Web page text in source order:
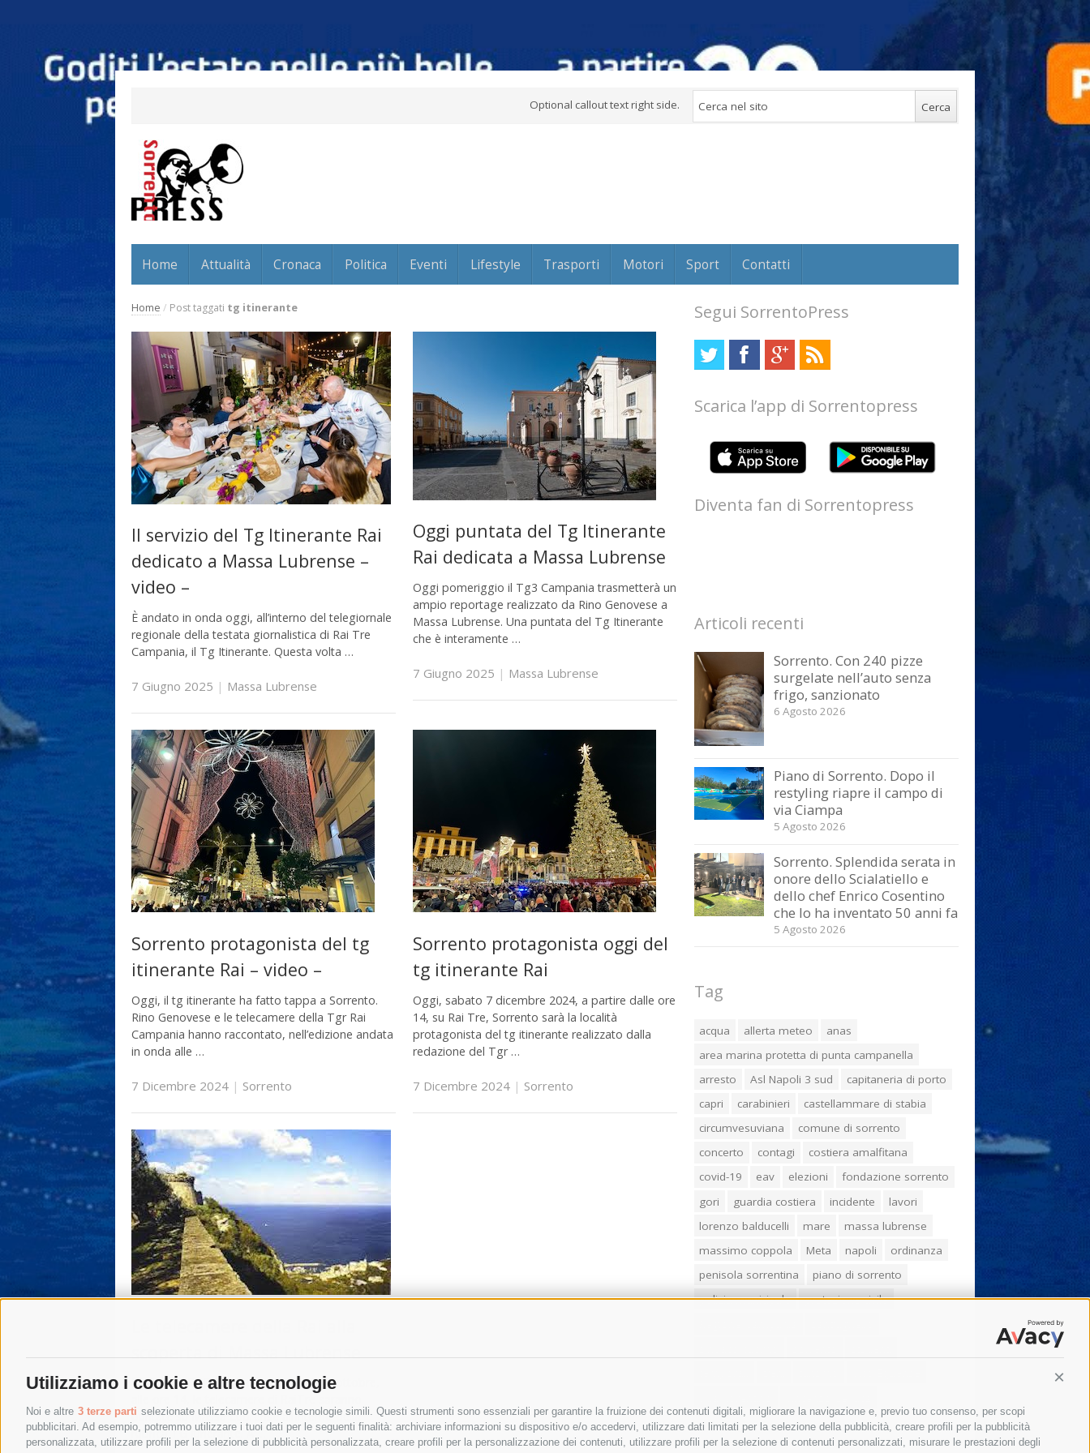
Utilizziamo i cookie e altre tecnologie
Noi e altre 3 terze parti selezionate utilizziamo cookie e tecnologie simili. Questi strumenti sono essenziali per garantire la fruizione dei contenuti digitali, migliorare la navigazione e, previo tuo consenso, per scopi
pubblicitari. Ad esempio, potremmo utilizzare i tuoi dati per le seguenti finalità: archiviare informazioni su dispositivo e/o accedervi, utilizzare dati limitati per la selezione della pubblicità, creare profili per la pubblicità
personalizzata, utilizzare profili per la selezione di pubblicità personalizzata, creare profili per la personalizzazione dei contenuti, utilizzare profili per la selezione di contenuti personalizzati, misurare le prestazioni degli
Optional callout text right side.
Home Attualità Cronaca Politica Eventi Lifestyle Trasporti Motori Sport Contatti
Home / Post taggati tg itinerante
Il servizio del Tg Itinerante Rai
dedicato a Massa Lubrense –
video –
È andato in onda oggi, all’interno del telegiornale
regionale della testata giornalistica di Rai Tre
Campania, il Tg Itinerante. Questa volta …
7 Giugno 2025 | Massa Lubrense
Oggi puntata del Tg Itinerante
Rai dedicata a Massa Lubrense
Oggi pomeriggio il Tg3 Campania trasmetterà un
ampio reportage realizzato da Rino Genovese a
Massa Lubrense. Una puntata del Tg Itinerante
che è interamente …
7 Giugno 2025 | Massa Lubrense
Sorrento protagonista del tg
itinerante Rai – video –
Oggi, il tg itinerante ha fatto tappa a Sorrento.
Rino Genovese e le telecamere della Tgr Rai
Campania hanno raccontato, nell’edizione andata
in onda alle …
7 Dicembre 2024 | Sorrento
Sorrento protagonista oggi del
tg itinerante Rai
Oggi, sabato 7 dicembre 2024, a partire dalle ore
14, su Rai Tre, Sorrento sarà la località
protagonista del tg itinerante realizzato dalla
redazione del Tgr …
7 Dicembre 2024| Sorrento
scoperta di Massa Lubrense
MASSA LUBRENSE. Domani, sabato 7 ottobre,
puntate su Massa Lubrense all’interno della
rubrica TG Itinerante. A …
Segui SorrentoPress
Scarica l’app di Sorrentopress
Diventa fan di Sorrentopress
Articoli recenti
Sorrento. Con 240 pizze
surgelate nell’auto senza
frigo, sanzionato
6 Agosto 2026
Piano di Sorrento. Dopo il
restyling riapre il campo di
via Ciampa
5 Agosto 2026
Sorrento. Splendida serata in
onore dello Scialatiello e
dello chef Enrico Cosentino
che lo ha inventato 50 anni fa
5 Agosto 2026
Tag
acqua allerta meteo
anas
area marina protetta di punta campanella
arresto
Asl Napoli 3 sud
capitaneria di porto
capri
carabinieri
castellammare di stabia
circumvesuviana
comune di sorrento
concerto
contagi
costiera amalfitana
covid-19
eav elezioni
fondazione sorrento
gori
guardia costiera incidente
lavori
lorenzo balducelli
mare
massa lubrense
massimo coppola
Meta napoli
ordinanza
penisola sorrentina
piano di sorrento
polizia municipale
protezione civile